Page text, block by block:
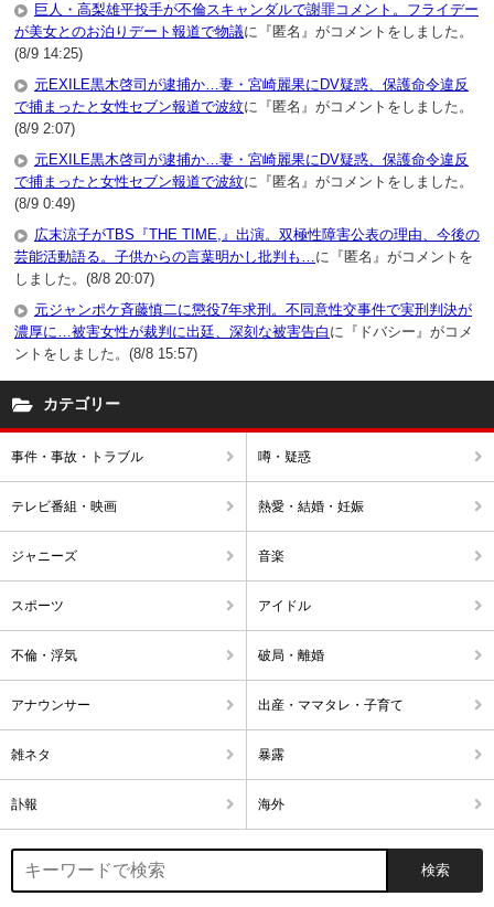
巨人・高梨雄平投手が不倫スキャンダルで謝罪コメント。フライデー
が美女とのお泊りデート報道で物議に『匿名』がコメントをしました。
(8/9 14:25)
元EXILE黒木啓司が逮捕か…妻・宮崎麗果にDV疑惑、保護命令違反
で捕まったと女性セブン報道で波紋に『匿名』がコメントをしました。
(8/9 2:07)
元EXILE黒木啓司が逮捕か…妻・宮崎麗果にDV疑惑、保護命令違反
で捕まったと女性セブン報道で波紋に『匿名』がコメントをしました。
(8/9 0:49)
広末涼子がTBS『THE TIME,』出演。双極性障害公表の理由、今後の
芸能活動語る。子供からの言葉明かし批判も…に『匿名』がコメントを
しました。(8/8 20:07)
元ジャンポケ斉藤慎二に懲役7年求刑。不同意性交事件で実刑判決が
濃厚に…被害女性が裁判に出廷、深刻な被害告白 に『ドバシー』がコメ
ントをしました。(8/8 15:57)
カテゴリー
事件・事故・トラブル 噂・疑惑
テレビ番組・映画 熱愛・結婚・妊娠
ジャニーズ 音楽
スポーツ アイドル
不倫・浮気 破局・離婚
アナウンサー 出産・ママタレ・子育て
雑ネタ 暴露
訃報 海外